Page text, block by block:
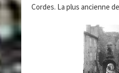
Cordes. La plus ancienne